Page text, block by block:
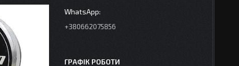
+380662075856
ГРАФІК РОБОТИ